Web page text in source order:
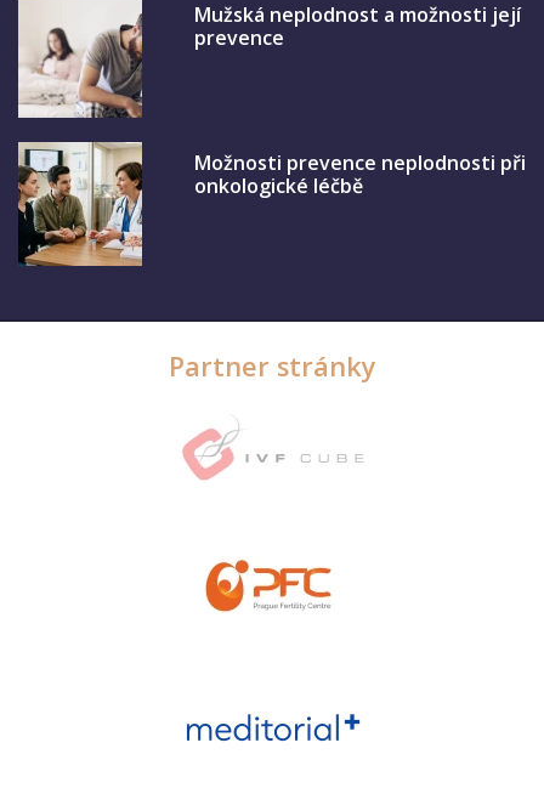
Mužská neplodnost a možnosti její
prevence
Možnosti prevence neplodnosti při
onkologické léčbě
Partner stránky